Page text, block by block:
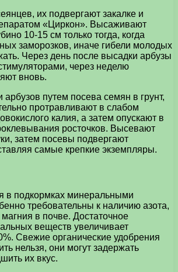
их подвергают закалке и
«Циркон». Высаживают
10-15 см только тогда, когда
заморозков, иначе гибели молодых
Через день после высадки арбузы
через неделю
вновь.
путем посева семян в грунт,
протравливают в слабом
калия, а затем опускают в
росточков. Высевают
затем посевы подвергают
самые крепкие экземпляры.
в подкормках минеральными
требовательны к наличию азота,
в почве. Достаточное
веществ увеличивает
Свежие органические удобрения
нельзя, они могут задержать
их вкус.